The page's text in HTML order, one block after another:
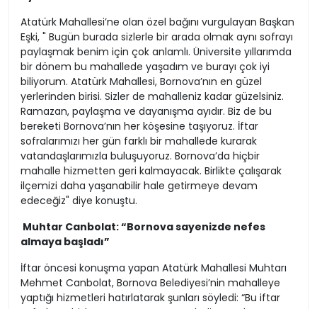
Atatürk Mahallesi’ne olan özel bağını vurgulayan Başkan
Eşki, " Bugün burada sizlerle bir arada olmak aynı sofrayı
paylaşmak benim için çok anlamlı. Üniversite yıllarımda
bir dönem bu mahallede yaşadım ve burayı çok iyi
biliyorum. Atatürk Mahallesi, Bornova’nın en güzel
yerlerinden birisi. Sizler de mahalleniz kadar güzelsiniz.
Ramazan, paylaşma ve dayanışma ayıdır. Biz de bu
bereketi Bornova’nın her köşesine taşıyoruz. İftar
sofralarımızı her gün farklı bir mahallede kurarak
vatandaşlarımızla buluşuyoruz. Bornova’da hiçbir
mahalle hizmetten geri kalmayacak. Birlikte çalışarak
ilçemizi daha yaşanabilir hale getirmeye devam
edeceğiz" diye konuştu.
Muhtar Canbolat: “Bornova sayenizde nefes
almaya başladı”
İftar öncesi konuşma yapan Atatürk Mahallesi Muhtarı
Mehmet Canbolat, Bornova Belediyesi’nin mahalleye
yaptığı hizmetleri hatırlatarak şunları söyledi: “Bu iftar